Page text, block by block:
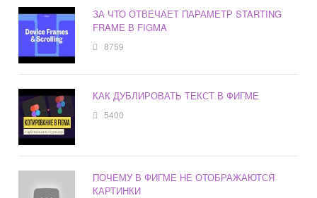
ЗА ЧТО ОТВЕЧАЕТ ПАРАМЕТР STARTING
FRAME В FIGMA
8759
КАК ДУБЛИРОВАТЬ ТЕКСТ В ФИГМЕ
5400
ПОЧЕМУ В ФИГМЕ НЕ ОТОБРАЖАЮТСЯ
КАРТИНКИ